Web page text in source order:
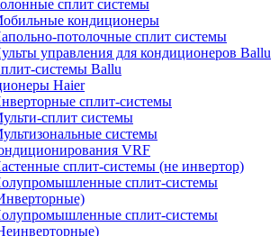
сплит системы
кондиционеры
потолочные сплит системы
управления для кондиционеров Ballu
системы Ballu
Haier
сплит-системы
сплит системы
системы
VRF
сплит-системы (не инвертор)
сплит-системы
сплит-системы